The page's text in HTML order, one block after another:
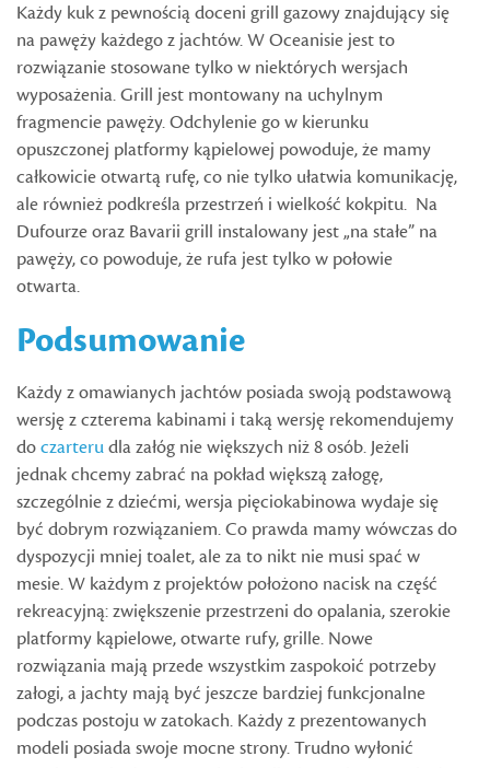
Każdy kuk z pewnością doceni grill gazowy znajdujący się
na pawęży każdego z jachtów. W Oceanisie jest to
rozwiązanie stosowane tylko w niektórych wersjach
wyposażenia. Grill jest montowany na uchylnym
fragmencie pawęży. Odchylenie go w kierunku
opuszczonej platformy kąpielowej powoduje, że mamy
całkowicie otwartą rufę, co nie tylko ułatwia komunikację,
ale również podkreśla przestrzeń i wielkość kokpitu. Na
Dufourze oraz Bavarii grill instalowany jest „na stałe” na
pawęży, co powoduje, że rufa jest tylko w połowie
otwarta.
Podsumowanie
Każdy z omawianych jachtów posiada swoją podstawową
wersję z czterema kabinami i taką wersję rekomendujemy
doczarterudla załóg nie większych niż 8 osób. Jeżeli
jednak chcemy zabrać na pokład większą załogę,
szczególnie z dziećmi, wersja pięciokabinowa wydaje się
być dobrym rozwiązaniem. Co prawda mamy wówczas do
dyspozycji mniej toalet, ale za to nikt nie musi spać w
mesie. W każdym z projektów położono nacisk na część
rekreacyjną: zwiększenie przestrzeni do opalania, szerokie
platformy kąpielowe, otwarte rufy, grille. Nowe
rozwiązania mają przede wszystkim zaspokoić potrzeby
załogi, a jachty mają być jeszcze bardziej funkcjonalne
podczas postoju w zatokach. Każdy z prezentowanych
modeli posiada swoje mocne strony. Trudno wyłonić